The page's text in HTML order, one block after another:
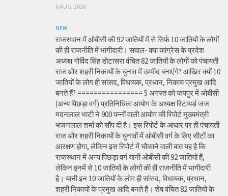
6 AUG, 2026
NEW
राजस्थान में ओबीसी की 92 जातियों में से सिर्फ 10 जातियों के लोगों
की ही राजनीति में भागीदारी। सवाल- क्या कांग्रेस के प्रदेश
अध्यक्ष गोविंद सिंह डोटासरा वंचित 82 जातियों के लोगों को पंचायती
राज और शहरी निकायों के चुनाव में उम्मीद बनाएंगे? आखिर क्यों 10
जातियों के लोग ही सांसद, विधायक, प्रधान, निकाय प्रमुख आदि
बनते हैं? ================ 5 अगस्त को जयपुर में ओबीसी
(अन्य पिछड़ा वर्ग) प्रतिनिधित्व आयोग के अध्यक्ष रिटायर्ड जज
मदनलाल भाटी ने 900 पन्नों वाली आयोग की रिपोर्ट मुख्यमंत्री
भजनलाल शर्मा को सौंप दी है। इस रिपोर्ट के आधार पर ही पंचायती
राज और शहरी निकायों के चुनावों में ओबीसी वर्ग के लिए सीटों का
आरक्षण होगा, लेकिन इस रिपोर्ट में चौकाने वाली बात यह है कि
राजस्थान में अन्य पिछड़ा वर्ग यानी ओबीसी की 92 जातियों हैं,
लेकिन इनमें से 10 जातियों के लोगों की ही राजनीति में भागीदारी
है। यानी इन 10 जातियों के लोग ही सांसद, विधायक, प्रधान,
शहरी निकायों के प्रमुख आदि बनते हैं। शेष वंचित 82 जातियों के